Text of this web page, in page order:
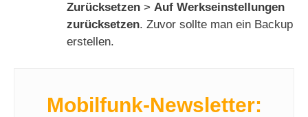
Zurücksetzen> Auf Werkseinstellungen
zurücksetzen. Zuvor sollte man ein Backup
erstellen.
Mobilfunk-Newsletter: